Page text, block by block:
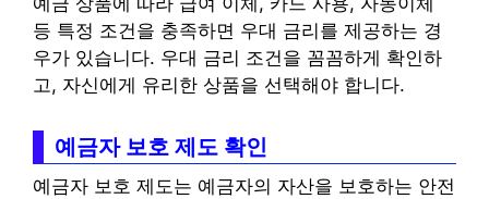
등 특정 조건을 충족하면 우대 금리를 제공하는 경
우가 있습니다. 우대 금리 조건을 꼼꼼하게 확인하
고, 자신에게 유리한 상품을 선택해야 합니다.
예금자 보호 제도 확인
예금자 보호 제도는 예금자의 자산을 보호하는 안전